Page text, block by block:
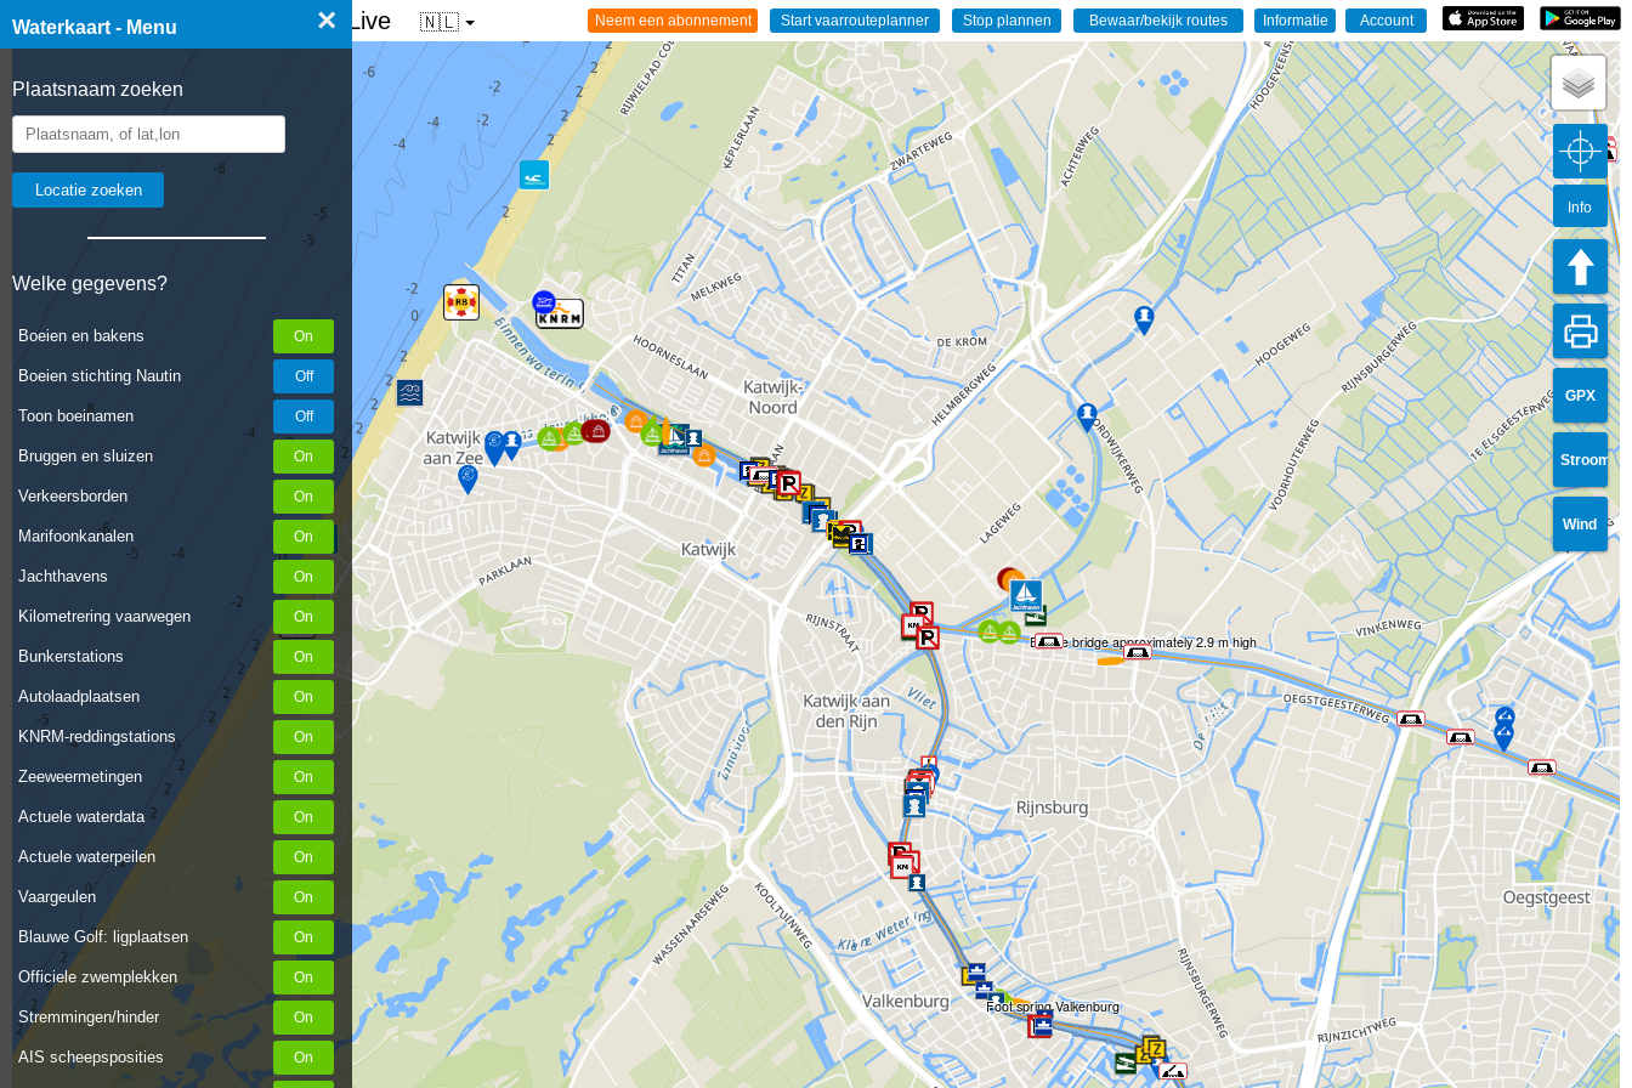
Waterkaart - Menu ×
Plaatsnaam zoeken
Welke gegevens?
Boeien en bakens
Boeien stichting Nautin
Toon boeinamen
Bruggen en sluizen
Verkeersborden
Marifoonkanalen
Jachthavens
Kilometrering vaarwegen
Bunkerstations
Autolaadplaatsen
KNRM-reddingstations
Zeeweermetingen
Actuele waterdata
Actuele waterpeilen
Vaargeulen
Blauwe Golf: ligplaatsen
Officiele zwemplekken
Stremmingen/hinder
AIS scheepsposities
☰ Waterkaart van Nederland - Live 🇳🇱
GPX
Stroom
Wind
Foot spring Valkenburg
Bicycle bridge approximately 2.9 m high
Info